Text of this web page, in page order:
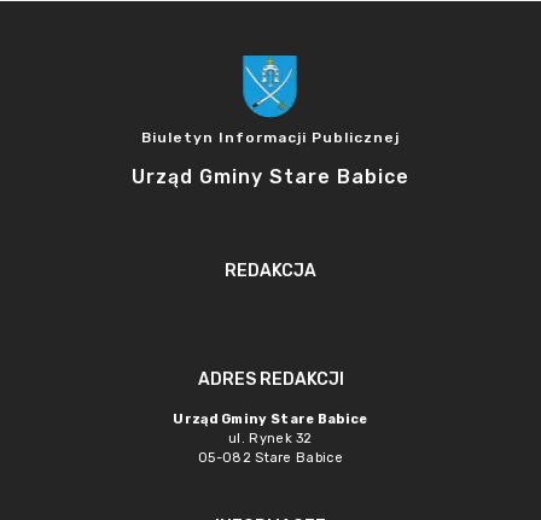
Biuletyn Informacji Publicznej
Urząd Gminy Stare Babice
REDAKCJA
ADRES REDAKCJI
Urząd Gminy Stare Babice
ul. Rynek 32
05-082 Stare Babice